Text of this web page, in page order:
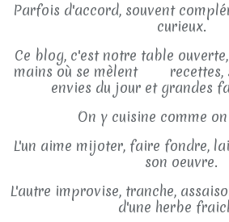
Parfois d'accord, souvent
curieux.
Ce blog, c'est notre table
mains où se mèlent recettes,
envies du jour et grandes
On y cuisine comme
L'un aime mijoter, faire fondre,
son oeuvre.
L'autre improvise, tranche,
d'une herbe